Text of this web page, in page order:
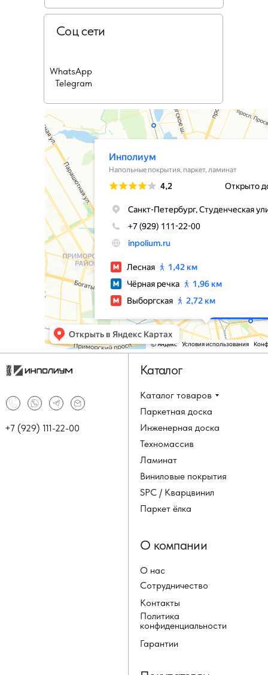
Соц сети
WhatsApp
Telegram
Каталог товаров
Паркетная доска
Инженерная доска
Техномассив
+7 (929) 111-22-00
Каталог
Ламинат
Виниловые покрытия
SPC / Кварцвинил
Паркет ёлка
О нас
Сотрудничество
Контакты
Политика
конфиденциальности
О компании
Гарантии